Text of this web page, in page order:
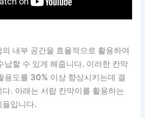
내부 공간을 효율적으로 활용하여
납할 수 있게 해줍니다. 이러한 칸막
용도를 30% 이상 향상시키는데 결
. 아래는 서랍 칸막이를 활용하는
들입니다.